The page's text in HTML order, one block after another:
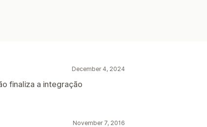
December 4, 2024
finaliza a integração
November 7, 2016